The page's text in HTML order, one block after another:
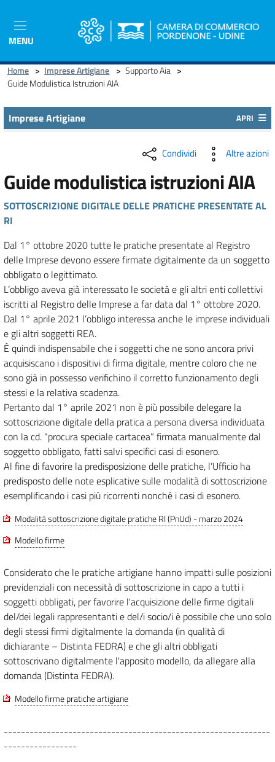
contenuto
MENU
Home > Imprese Artigiane > Supporto Aia >
Guide Modulistica Istruzioni AIA
Imprese Artigiane APRI
Condividi Altre azioni
Guide modulistica istruzioni AIA
SOTTOSCRIZIONE DIGITALE DELLE PRATICHE PRESENTATE AL
RI
Dal 1° ottobre 2020 tutte le pratiche presentate al Registro
delle Imprese devono essere firmate digitalmente da un soggetto
obbligato o legittimato.
L’obbligo aveva già interessato le società e gli altri enti collettivi
iscritti al Registro delle Imprese a far data dal 1° ottobre 2020.
Dal 1° aprile 2021 l’obbligo interessa anche le imprese individuali
e gli altri soggetti REA.
È quindi indispensabile che i soggetti che ne sono ancora privi
acquisiscano i dispositivi di firma digitale, mentre coloro che ne
sono già in possesso verifichino il corretto funzionamento degli
stessi e la relativa scadenza.
Pertanto dal 1° aprile 2021 non è più possibile delegare la
sottoscrizione digitale della pratica a persona diversa individuata
con la cd. “procura speciale cartacea” firmata manualmente dal
soggetto obbligato, fatti salvi specifici casi di esonero.
Al fine di favorire la predisposizione delle pratiche, l’Ufficio ha
predisposto delle note esplicative sulle modalità di sottoscrizione
esemplificando i casi più ricorrenti nonché i casi di esonero.
Modalità sottoscrizione digitale pratiche RI (PnUd) - marzo 2024
Modello firme
Considerato che le pratiche artigiane hanno impatti sulle posizioni
previdenziali con necessità di sottoscrizione in capo a tutti i
soggetti obbligati, per favorire l'acquisizione delle firme digitali
del/dei legali rappresentanti e del/i socio/i è possibile che uno solo
degli stessi firmi digitalmente la domanda (in qualità di
dichiarante – Distinta FEDRA) e che gli altri obbligati
sottoscrivano digitalmente l'apposito modello, da allegare alla
domanda (Distinta FEDRA).
Modello firme pratiche artigiane
--------------------------------------------------------------
-----------------